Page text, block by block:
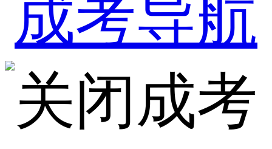
成考